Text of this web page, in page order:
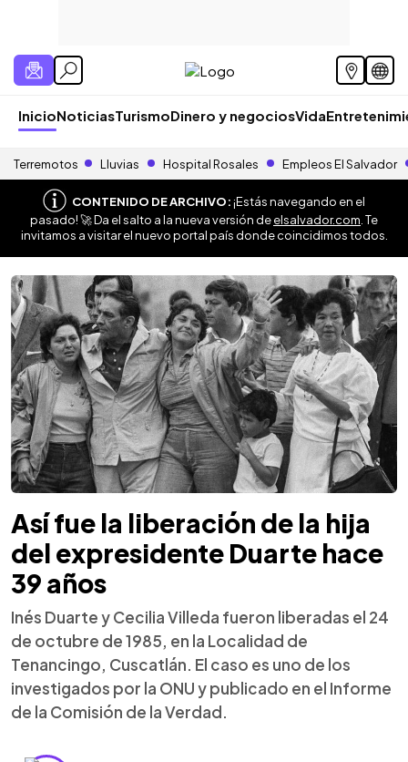
InicioNoticiasTurismoDinero y negociosVida
Terremotos Lluvias Hospital Rosales Empleos El Salvador
CONTENIDO DE ARCHIVO:¡Estás navegando en el
pasado! 🚀 Da el salto a la nueva versión deelsalvador.com . Te
invitamos a visitar el nuevo portal país donde coincidimos todos.
Así fue la liberación de la hija
del expresidente Duarte hace
39 años
Inés Duarte y Cecilia Villeda fueron liberadas el 24
de octubre de 1985, en la Localidad de
Tenancingo, Cuscatlán. El caso es uno de los
investigados por la ONU y publicado en el Informe
de la Comisión de la Verdad.